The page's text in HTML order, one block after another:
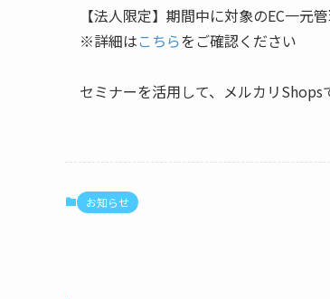
【法人限定】期間中に対象のEC一元
※詳細はこちらをご確認ください
セミナーを活用して、メルカリ
お知らせ